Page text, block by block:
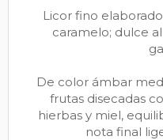
Licor fino
caramelo; dulce
De color ámbar
frutas disecadas
hierbas y miel,
nota final